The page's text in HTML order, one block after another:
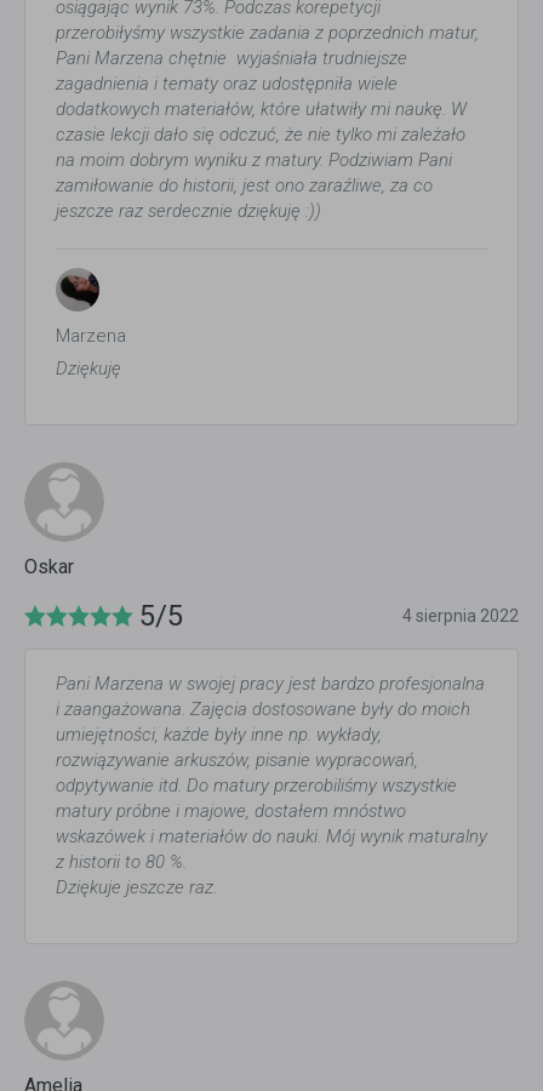
osiągając wynik 73%. Podczas korepetycji
przerobiłyśmy wszystkie zadania z poprzednich matur,
Pani Marzena chętnie wyjaśniała trudniejsze
zagadnienia i tematy oraz udostępniła wiele
dodatkowych materiałów, które ułatwiły mi naukę. W
czasie lekcji dało się odczuć, że nie tylko mi zależało
na moim dobrym wyniku z matury. Podziwiam Pani
zamiłowanie do historii, jest ono zaraźliwe, za co
jeszcze raz serdecznie dziękuję :))
Marzena
Dziękuję
Oskar
5/5 4 sierpnia 2022
Pani Marzena w swojej pracy jest bardzo profesjonalna
i zaangażowana. Zajęcia dostosowane były do moich
umiejętności, każde były inne np. wykłady,
rozwiązywanie arkuszów, pisanie wypracowań,
odpytywanie itd. Do matury przerobiliśmy wszystkie
matury próbne i majowe, dostałem mnóstwo
wskazówek i materiałów do nauki. Mój wynik maturalny
z historii to 80 %.
Dziękuje jeszcze raz.
Amelia